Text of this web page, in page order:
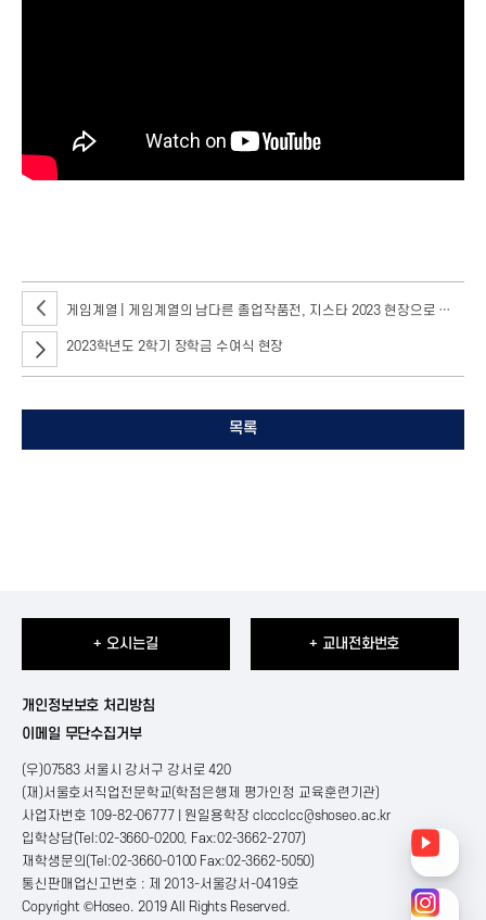
게임계열 | 게임계열의 남다른 졸업작품전, 지스타 2023 현장으로 초대합니다!
2023학년도 2학기 장학금 수여식 현장
목록
+ 오시는길 + 교내전화번호
개인정보보호 처리방침
이메일 무단수집거부
(우)07583 서울시 강서구 강서로 420
(재)서울호서직업전문학교(학점은행제 평가인정 교육훈련기관)
사업자번호 109-82-06777 | 원일용학장 clccclcc@shoseo.ac.kr
입학상담(Tel:02-3660-0200, Fax:02-3662-2707)
재학생문의(Tel:02-3660-0100 Fax:02-3662-5050)
통신판매업신고번호 : 제 2013-서울강서-0419호
Copyright ©Hoseo. 2019 All Rights Reserved.